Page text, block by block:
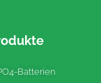
Batterien